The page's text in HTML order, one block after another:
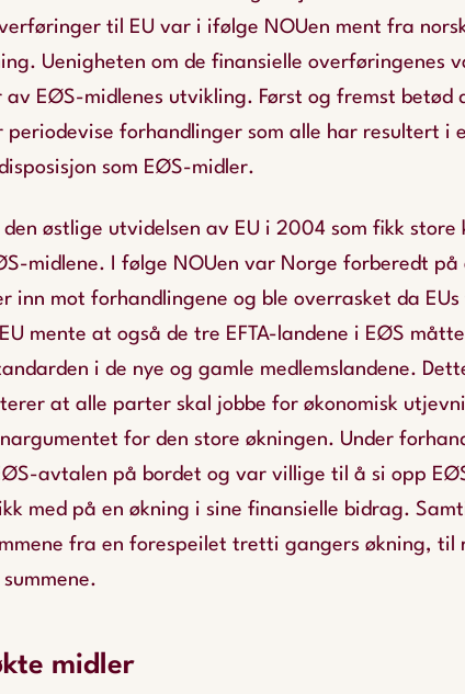
til EU var i ifølge NOUen ment fra
Uenigheten om de finansielle overføringenes
av EØS-midlenes utvikling. Først og fremst betød
forhandlinger som alle har resultert i
som EØS-midler.
østlige utvidelsen av EU i 2004 som fikk store
midlene. I følge NOUen var Norge forberedt på
inn mot forhandlingene og ble overrasket da EUs
mente at også de tre EFTA-landene i EØS
i de nye og gamle medlemslandene.
at alle parter skal jobbe for økonomisk
for den store økningen. Under
avtalen på bordet og var villige til å si opp
med på en økning i sine finansielle bidrag.
fra en forespeilet tretti gangers økning, til
midler